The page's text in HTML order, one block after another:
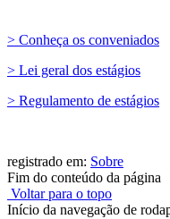
> Conheça os conveniados
> Lei geral dos estágios
> Regulamento de estágios
registrado em: Sobre
Fim do conteúdo da página
Voltar para o topo
Início da navegação de